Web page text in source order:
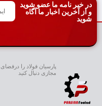
در خبر نامه ما عضو شوید
و از آخرین اخبار ما آگاه
شوید
پارسیان فولاد را درفضای
مجازی دنبال کنید